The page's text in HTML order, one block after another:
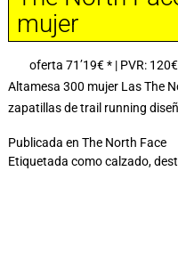
mujer
oferta 71’19€ * | PVR: 120€
Altamesa 300 mujer Las The
zapatillas de trail running
Publicada en The North Face
Etiquetada comocalzado,